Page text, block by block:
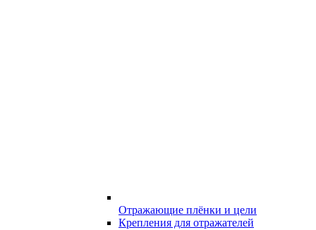
Отражающие плёнки и цели
Крепления для отражателей